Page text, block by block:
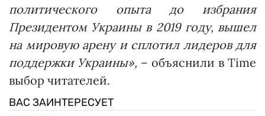
политического опыта до избрания
Президентом Украины в 2019 году, вышел
на мировую арену и сплотил лидеров для
поддержки Украины», – объяснили в Time
выбор читателей.
ВАС ЗАИНТЕРЕСУЕТ